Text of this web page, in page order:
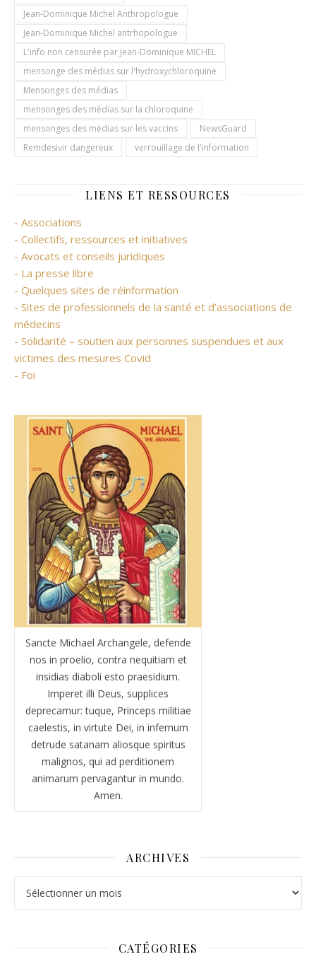
Jean-Dominique Michel Anthropologue
Jean-Dominique Michel antrhopologue
L'info non censurée par Jean-Dominique MICHEL
mensonge des médias sur l'hydroxychloroquine
Mensonges des médias
mensonges des médias sur la chloroquine
mensonges des médias sur les vaccins
NewsGuard
Remdesivir dangereux
verrouillage de l'information
LIENS ET RESSOURCES
- Associations
- Collectifs, ressources et initiatives
- Avocats et conseils juridiques
- La presse libre
- Quelques sites de réinformation
- Sites de professionnels de la santé et d’associations de
médecins
- Solidarité – soutien aux personnes suspendues et aux
victimes des mesures Covid
- Foi
Sancte Michael Archangele, defende
nos in proelio, contra nequitiam et
insidias diaboli esto praesidium.
Imperet illi Deus, supplices
deprecamur: tuque, Princeps militiae
caelestis, in virtute Dei, in infernum
detrude satanam aliosque spiritus
malignos, qui ad perditionem
animarum pervagantur in mundo.
Amen.
ARCHIVES
CATÉGORIES